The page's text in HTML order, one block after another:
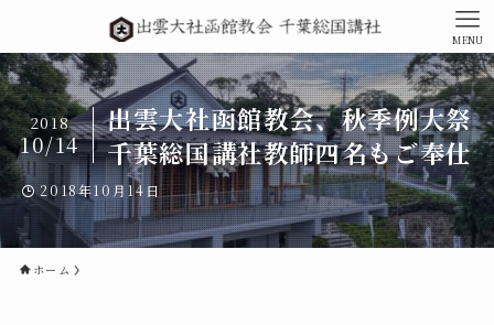
MENU
出雲大社函館教会、秋季例大祭
千葉総国講社教師四名もご奉仕
2018
10/14
2018年10月14日
ホーム